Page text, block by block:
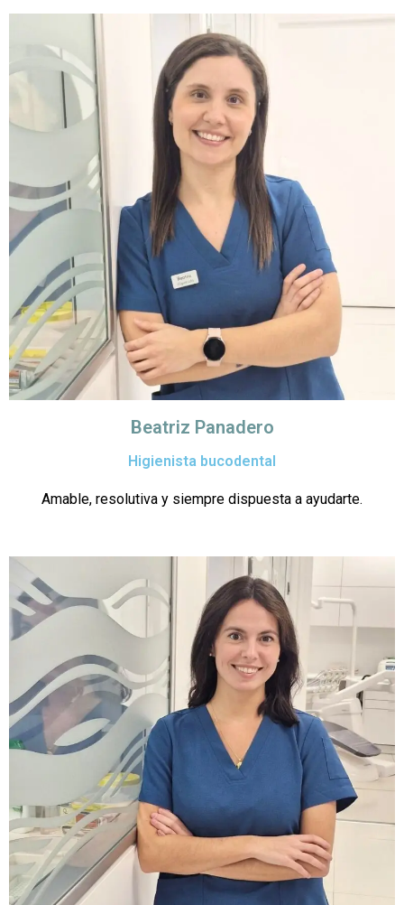
Beatriz Panadero
Higienista bucodental
Amable, resolutiva y siempre dispuesta a ayudarte.